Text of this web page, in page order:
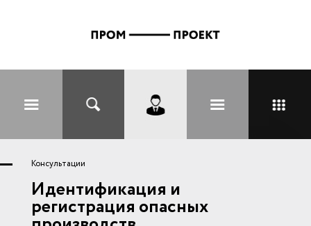
Вы здесь
Консультации
Идентификация и
регистрация опасных